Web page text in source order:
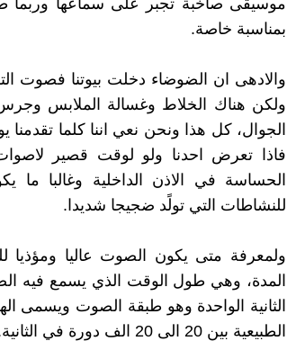
موسيقى صاخبة تجبر على سماعها وربما
بمناسبة خاصة.
والادهى ان الضوضاء دخلت بيوتنا فصوت
ولكن هناك الخلاط وغسالة الملابس
الجوال، كل هذا ونحن نعي اننا كلما
فاذا تعرض احدنا ولو لوقت قصير
الحساسة في الاذن الداخلية وغالبا ما
للنشاطات التي تولًد ضجيجا شديدا.
ولمعرفة متى يكون الصوت عاليا
المدة، وهي طول الوقت الذي يسمع فيه
الثانية الواحدة وهو طبقة الصوت ويسمى
الطبيعية بين 20 الى 20 الف دورة في الثانية.